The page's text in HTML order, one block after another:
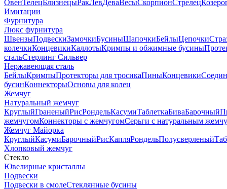
ОвенТелец БлизнецыРакЛевДева ВесыСкорпионСтрелец
Имитации
Фурнитура
Люкс фурнитура
ШвензыПодвескиЗамочкиБусиныШапочкиБейлыЦепочки
колечкиКонцевикиКаллотыКримпы и обжимные бусины
стальСтерлинг Сильвер
Нержавеющая сталь
БейлыКримпыПротекторы для тросикаПиныКонцевики
бусинКоннекторыОсновы для колец
Жемчуг
Натуральный жемчуг
КруглыйГраненыйРисРондельКасумиТаблеткаБиваБарочный
жемчугомКоннекторы с жемчугомСерьги с натуральным
Жемчуг Майорка
КруглыйКасумиБарочныйРисКапляРондельПолусверленый
Хлопковый жемчуг
Стекло
Ювелирные кристаллы
Подвески
Подвески в смолеСтеклянные бусины